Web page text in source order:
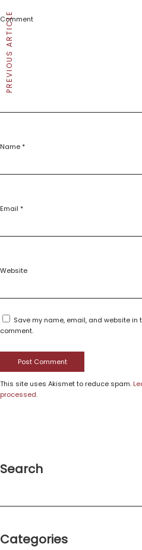
Comment
Name*
Email *
Website
Save my name, email, and website in
comment.
This site uses Akismet to reduce spam.
processed.
PREVIOUS ARTICLE
Search
Categories